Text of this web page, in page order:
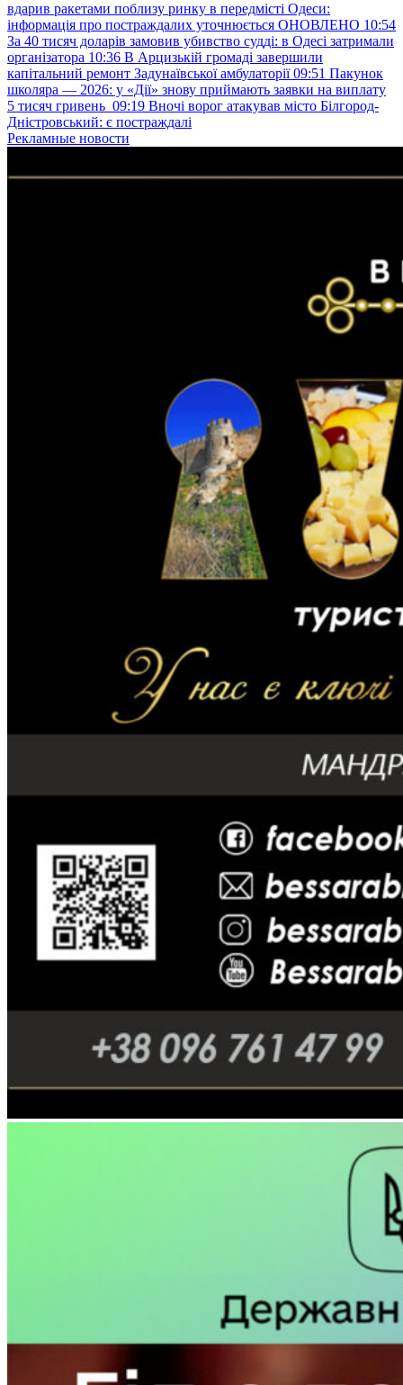
вдарив ракетами поблизу ринку в передмісті Одеси:
інформація про постраждалих уточнюється ОНОВЛЕНО 10:54
За 40 тисяч доларів замовив убивство судді: в Одесі затримали
організатора 10:36 В Арцизькій громаді завершили
капітальний ремонт Задунаївської амбулаторії 09:51 Пакунок
школяра — 2026: у «Дії» знову приймають заявки на виплату
5 тисяч гривень 09:19 Вночі ворог атакував місто Білгород-
Дністровський: є постраждалі
Рекламные новости